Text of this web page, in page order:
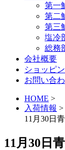
第一
第二
第三
塩冷
総務
会社概要
ショッピ
お問い合
HOME >
入荷情報 >
11月30日
11月30日